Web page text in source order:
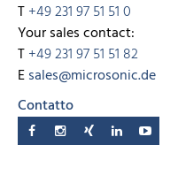
T+49 231 97 51 51 0
Your sales contact:
T+49 231 97 51 51 82
Esales@microsonic.de
Contatto